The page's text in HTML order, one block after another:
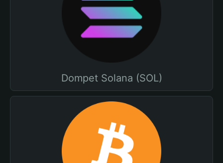
Dompet Solana (SOL)